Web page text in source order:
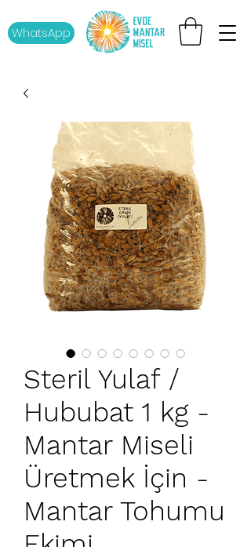
WhatsApp
Steril Yulaf /
Hububat 1 kg -
Mantar Miseli
Üretmek İçin -
Mantar Tohumu